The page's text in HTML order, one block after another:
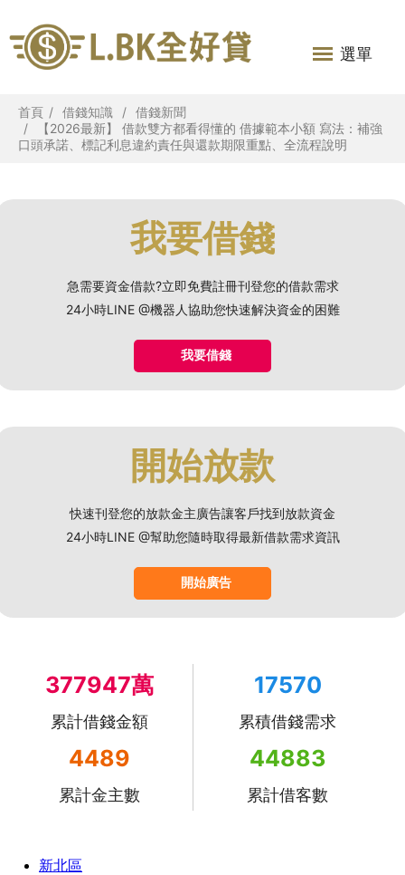
選單
首頁 借錢知識
借錢新聞
【2026最新】 借款雙方都看得懂的 借據範本小額 寫法：補強
口頭承諾、標記利息違約責任與還款期限重點、全流程說明
我要借錢
急需要資金借款?立即免費註冊刊登您的借款需求
24小時LINE @機器人協助您快速解決資金的困難
我要借錢
開始放款
快速刊登您的放款金主廣告讓客戶找到放款資金
24小時LINE @幫助您隨時取得最新借款需求資訊
開始廣告
377947萬
累計借錢金額
17570
累積借錢需求
4489
累計金主數
44883
累計借客數